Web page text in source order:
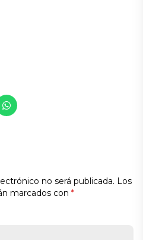
no será publicada. Los
marcados con *